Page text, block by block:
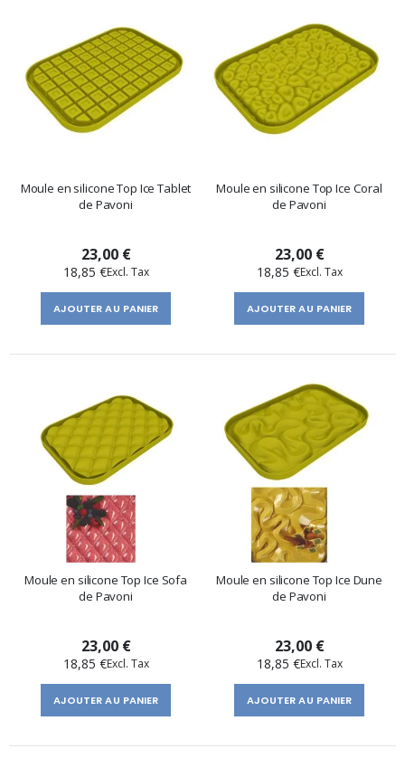
Moule en silicone Top Ice Tablet
de Pavoni
23,00 €
18,85 €
AJOUTER AU PANIER
Moule en silicone Top Ice Coral
de Pavoni
23,00 €
18,85 €
AJOUTER AU PANIER
Moule en silicone Top Ice Sofa
de Pavoni
23,00 €
18,85 €
AJOUTER AU PANIER
Moule en silicone Top Ice Dune
de Pavoni
23,00 €
18,85 €
AJOUTER AU PANIER